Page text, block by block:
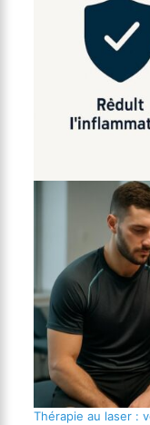
Thérapie au laser :